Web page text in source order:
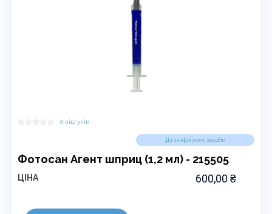
0 відгуків
Фотосан Агент шприц (1,2 мл) - 215505
Дезінфікуючі засоби
ЦІНА 600,00 ₴